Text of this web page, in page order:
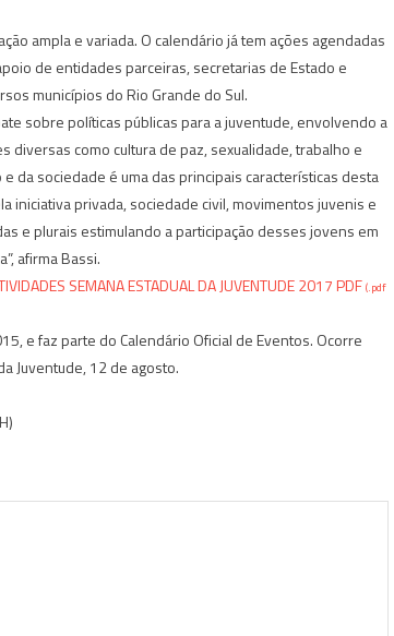
ampla e variada. O calendário já tem ações agendadas
de entidades parceiras, secretarias de Estado e
municípios do Rio Grande do Sul.
sobre políticas públicas para a juventude, envolvendo a
como cultura de paz, sexualidade, trabalho e
da sociedade é uma das principais características desta
iniciativa privada, sociedade civil, movimentos juvenis e
e plurais estimulando a participação desses jovens em
afirma Bassi.
SEMANA ESTADUAL DA JUVENTUDE 2017 PDF(.pdf
e faz parte do Calendário Oficial de Eventos. Ocorre
Juventude, 12 de agosto.